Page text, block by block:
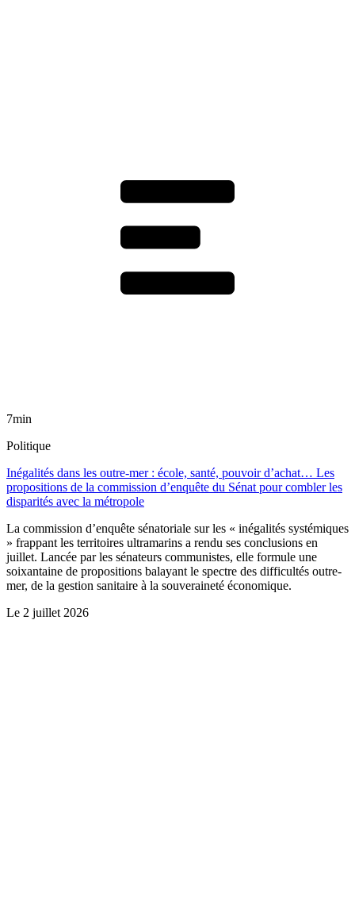
7min
Politique
Inégalités dans les outre-mer : école, santé, pouvoir d’achat… Les
propositions de la commission d’enquête du Sénat pour combler les
disparités avec la métropole
La commission d’enquête sénatoriale sur les « inégalités systémiques
» frappant les territoires ultramarins a rendu ses conclusions en
juillet. Lancée par les sénateurs communistes, elle formule une
soixantaine de propositions balayant le spectre des difficultés outre-
mer, de la gestion sanitaire à la souveraineté économique.
Le 2 juillet 2026